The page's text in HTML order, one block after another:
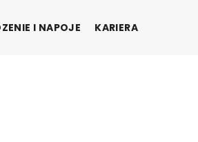
I NAPOJE KARIERA